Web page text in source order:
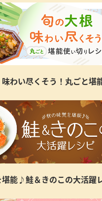
わい尽くそう！丸ごと堪
堪能♪鮭＆きのこの大活躍